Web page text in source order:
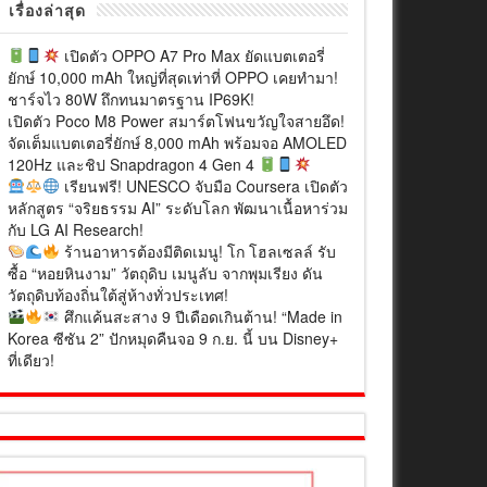
เรื่องล่าสุด
เปิดตัว OPPO A7 Pro Max ยัดแบตเตอรี่
ยักษ์ 10,000 mAh ใหญ่ที่สุดเท่าที่ OPPO เคยทำมา!
ชาร์จไว 80W ถึกทนมาตรฐาน IP69K!
เปิดตัว Poco M8 Power สมาร์ตโฟนขวัญใจสายอึด!
จัดเต็มแบตเตอรี่ยักษ์ 8,000 mAh พร้อมจอ AMOLED
120Hz และชิป Snapdragon 4 Gen 4
เรียนฟรี! UNESCO จับมือ Coursera เปิดตัว
หลักสูตร “จริยธรรม AI” ระดับโลก พัฒนาเนื้อหาร่วม
กับ LG AI Research!
ร้านอาหารต้องมีติดเมนู! โก โฮลเซลล์ รับ
ซื้อ “หอยหินงาม” วัตถุดิบ เมนูลับ จากพุมเรียง ดัน
วัตถุดิบท้องถิ่นใต้สู่ห้างทั่วประเทศ!
ศึกแค้นสะสาง 9 ปีเดือดเกินต้าน! “Made in
Korea ซีซัน 2” ปักหมุดคืนจอ 9 ก.ย. นี้ บน Disney+
ที่เดียว!